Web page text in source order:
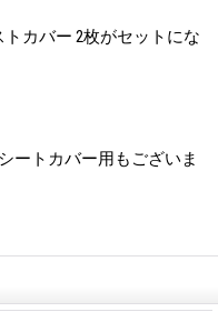
カバー 2枚がセットにな
ートカバー用もございま